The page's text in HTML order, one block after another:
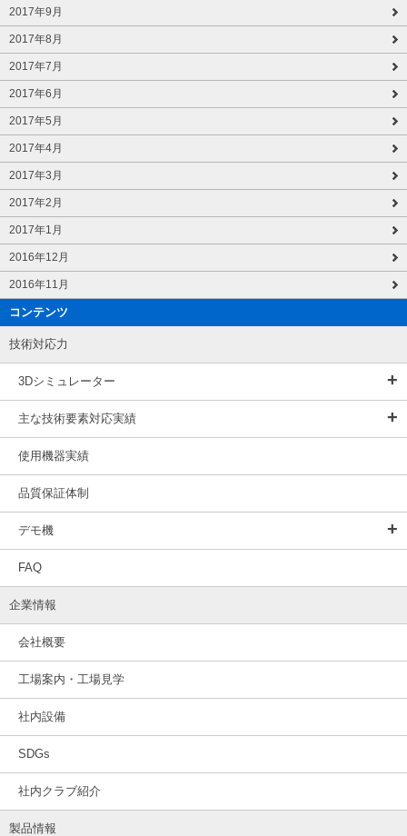
2017年9月
2017年8月
2017年7月
2017年6月
2017年5月
2017年4月
2017年3月
2017年2月
2017年1月
2016年12月
2016年11月
コンテンツ
技術対応力
3Dシミュレーター
主な技術要素対応実績
使用機器実績
品質保証体制
デモ機
FAQ
企業情報
会社概要
工場案内・工場見学
社内設備
SDGs
社内クラブ紹介
製品情報